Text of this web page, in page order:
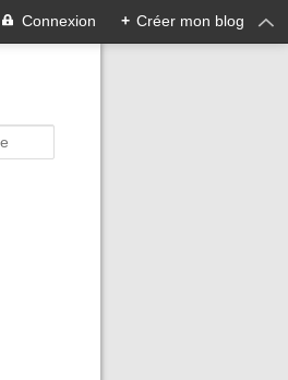
Connexion + Créer mon blog